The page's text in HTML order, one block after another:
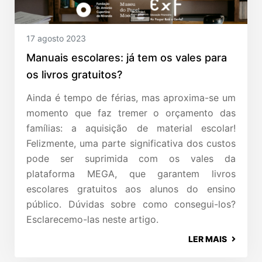
17 agosto 2023
Manuais escolares: já tem os vales para
os livros gratuitos?
Ainda é tempo de férias, mas aproxima-se um
momento que faz tremer o orçamento das
famílias: a aquisição de material escolar!
Felizmente, uma parte significativa dos custos
pode ser suprimida com os vales da
plataforma MEGA, que garantem livros
escolares gratuitos aos alunos do ensino
público. Dúvidas sobre como consegui-los?
Esclarecemo-las neste artigo.
LER MAIS